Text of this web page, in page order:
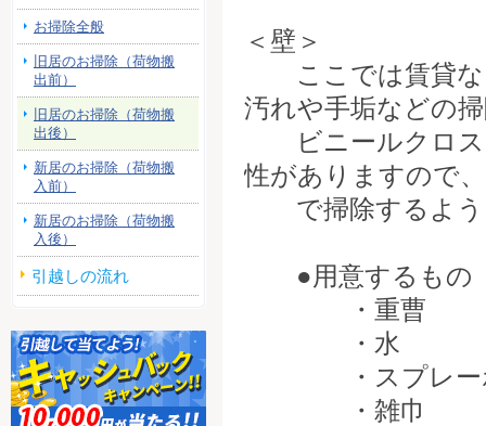
＜壁＞
ここでは賃貸な
汚れや手垢などの
ビニールクロス
性がありますので
で掃除するよう
●用意するもの
・重曹
・水
・スプレーボ
・雑巾
お掃除全般
旧居のお掃除（荷物搬
出前）
旧居のお掃除（荷物搬
出後）
新居のお掃除（荷物搬
入前）
新居のお掃除（荷物搬
入後）
引越しの流れ